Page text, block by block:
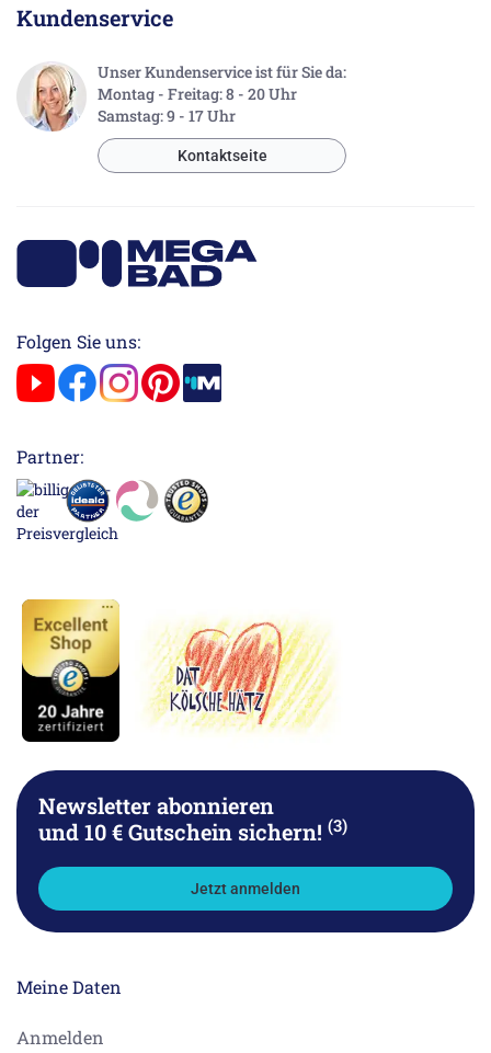
Kundenservice
Unser Kundenservice ist für Sie da:
Montag - Freitag: 8 - 20 Uhr
Samstag: 9 - 17 Uhr
Kontaktseite
Folgen Sie uns:
Partner:
Newsletter abonnieren
und 10 € Gutschein sichern! (3)
Jetzt anmelden
Meine Daten
Anmelden